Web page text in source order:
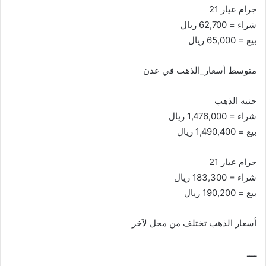
جرام عيار 21
شراء = 62,700 ريال
بيع = 65,000 ريال
متوسط أسعار_الذهب في عدن
جنيه الذهب
شراء = 1,476,000 ريال
بيع = 1,490,400 ريال
جرام عيار 21
شراء = 183,300 ريال
بيع = 190,200 ريال
أسعار الذهب تختلف من محل لآخر
ــــ